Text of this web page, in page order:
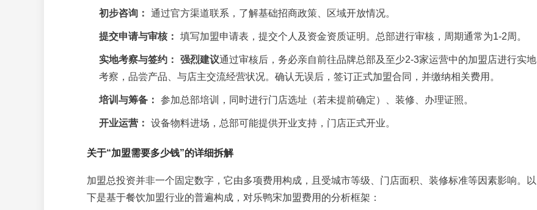
初步咨询： 通过官方渠道联系，了解基础招商政策、区域开放情况。
提交申请与审核： 填写加盟申请表，提交个人及资金资质证明。总部进行审核，周期通常为1-2周。
实地考察与签约： 强烈建议通过审核后，务必亲自前往品牌总部及至少2-3家运营中的加盟店进行实地
考察，品尝产品、与店主交流经营状况。确认无误后，签订正式加盟合同，并缴纳相关费用。
培训与筹备： 参加总部培训，同时进行门店选址（若未提前确定）、装修、办理证照。
开业运营： 设备物料进场，总部可能提供开业支持，门店正式开业。
关于“加盟需要多少钱”的详细拆解
加盟总投资并非一个固定数字，它由多项费用构成，且受城市等级、门店面积、装修标准等因素影响。以
下是基于餐饮加盟行业的普遍构成，对乐鸭宋加盟费用的分析框架：